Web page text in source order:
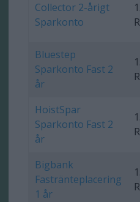
Collector 2-årigt
Sparkonto
Bluestep
Sparkonto Fast 2
år
HoistSpar
Sparkonto Fast 2
år
Bigbank
Fastränteplacering
1 år